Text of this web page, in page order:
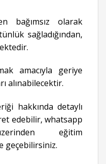
bağımsız olarak
sağladığından,
amacıyla geriye
alınabilecektir.
hakkında detaylı
edebilir, whatsapp
eğitim
geçebilirsiniz.